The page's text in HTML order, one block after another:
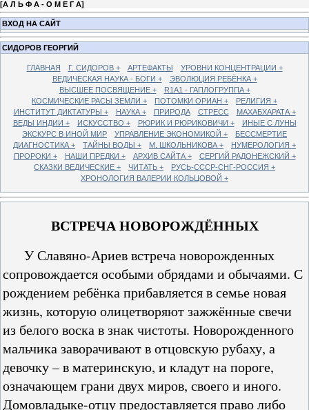
[А Л Ь Ф А - О М Е Г А]
ВХОД НА САЙТ
СИДОРОВ ГЕОРГИЙ
ГЛАВНАЯ Г. СИДОРОВ + АРТЕФАКТЫ
УРОВНИ КОНЦЕНТРАЦИИ +
ВЕДИЧЕСКАЯ НАУКА - БОГИ +
ЭВОЛЮЦИЯ РЕБЁНКА +
ВЫСШЕЕ ПОСВЯЩЕНИЕ +
R1A1 - ГАПЛОГРУППА +
КОСМИЧЕСКИЕ РАСЫ ЗЕМЛИ +
ПОТОМКИ ОРИАН +
РЕЛИГИЯ +
ИНСТИТУТ ДИКТАТУРЫ +
НАУКА + ПРИРОДА СТРЕСС
МАХАБХАРАТА +
ВЕДЫ ИНДИИ +
ИСКУССТВО + РЮРИК И РЮРИКОВИЧИ +
ИНЫЕ С ЛУНЫ
ЭКСКУРС В ИНОЙ МИР
УПРАВЛЕНИЕ ЭКОНОМИКОЙ +
БЕССМЕРТИЕ
ДИАГНОСТИКА +
ТАЙНЫ ВОДЫ + М. ШКОЛЬНИКОВА +
НУМЕРОЛОГИЯ +
ПРОРОКИ +
НАШИ ПРЕДКИ + АРХИВ САЙТА +
СЕРГИЙ РАДОНЕЖСКИЙ +
СКАЗКИ ВЕДИЧЕСКИЕ +
ЧИТАТЬ +
РУСЬ-СССР-СНГ-РОССИЯ +
ХРОНОЛОГИЯ ВАЛЕРИИ КОЛЬЦОВОЙ +
ВСТРЕЧА НОВОРОЖДЁННЫХ
У Славяно-Ариев встреча новорожденных
сопровождается особыми обрядами и обычаями. С
рождением ребёнка прибавляется в семье новая
жизнь, которую олицетворяют зажжённые свечи
из белого воска в знак чистоты. Новорожденного
мальчика заворачивают в отцовскую рубаху, а
девочку – в материнскую, и кладут на пороге,
означающем грани двух миров, своего и иного.
Домовладыке-отцу предоставляется право либо